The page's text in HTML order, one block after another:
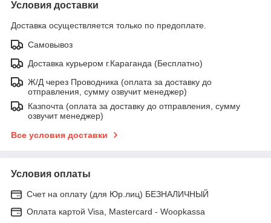
Условия доставки
Доставка осуществляется только по предоплате.
Самовывоз
Доставка курьером г.Караганда (Бесплатно)
Ж/Д через Проводника (оплата за доставку до
отправления, сумму озвучит менеджер)
Казпочта (оплата за доставку до отправления, сумму
озвучит менеджер)
Все условия доставки
Условия оплаты
Счет на оплату (для Юр.лиц) БЕЗНАЛИЧНЫЙ
Оплата картой Visa, Mastercard - Woopkassa